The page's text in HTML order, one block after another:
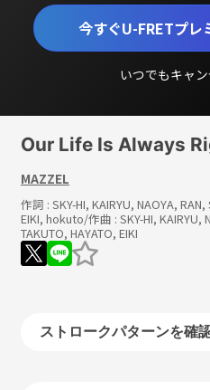
今すぐU-FRETプレ
いつでもキャ
Our Life Is Always
MAZZEL
作詞 : SKY-HI, KAIRYU, NAOYA,
EIKI, hokuto/作曲 : SKY-HI, KAIRYU,
TAKUTO, HAYATO, EIKI
ストロークパターンを確